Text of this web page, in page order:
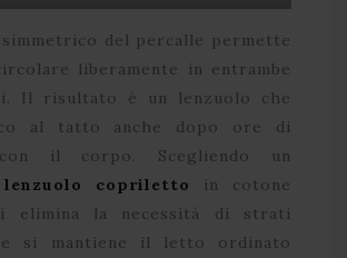
simmetrico del percalle permette
liberamente in entrambe
Il risultato è un lenzuolo che
al tatto anche dopo ore di
il corpo. Scegliendo un
copriletto
in cotone
elimina la necessità di strati
e si mantiene il letto ordinato